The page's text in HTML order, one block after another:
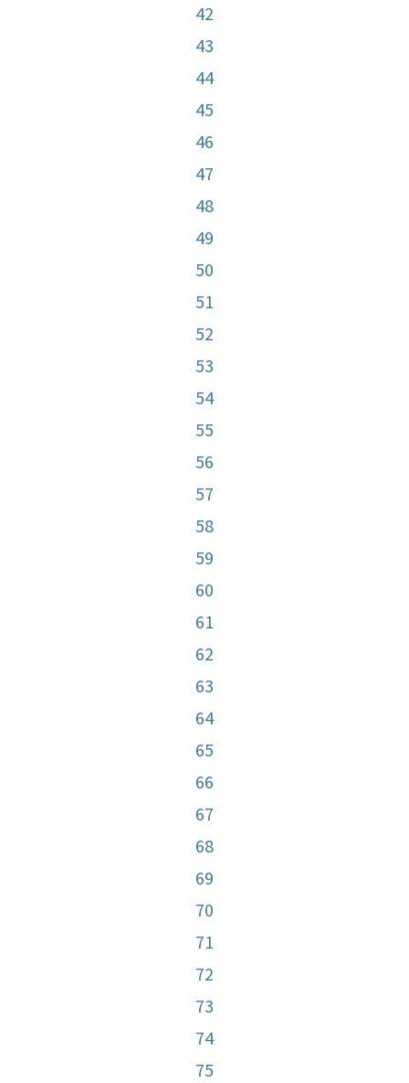
42
43
44
45
46
47
48
49
50
51
52
53
54
55
56
57
58
59
60
61
62
63
64
65
66
67
68
69
70
71
72
73
74
75